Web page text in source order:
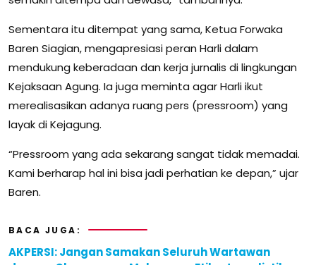
Sementara itu ditempat yang sama, Ketua Forwaka
Baren Siagian, mengapresiasi peran Harli dalam
mendukung keberadaan dan kerja jurnalis di lingkungan
Kejaksaan Agung. Ia juga meminta agar Harli ikut
merealisasikan adanya ruang pers (pressroom) yang
layak di Kejagung.
“Pressroom yang ada sekarang sangat tidak memadai.
Kami berharap hal ini bisa jadi perhatian ke depan,” ujar
Baren.
BACA JUGA:
AKPERSI: Jangan Samakan Seluruh Wartawan